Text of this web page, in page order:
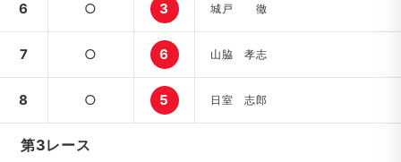
6 ○ 3 城戸 徹
7 ○ 6 山脇 孝志
8 ○ 5 日室 志郎
第3レース